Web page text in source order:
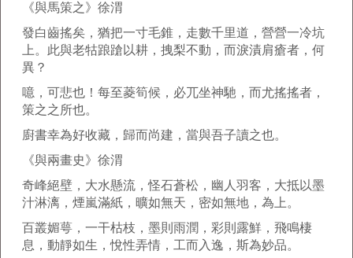
《與馬策之》徐渭
發白齒搖矣，猶把一寸毛錐，走數千里道，營營一冷坑
上。此與老牯踉蹌以耕，拽梨不動，而淚漬肩瘡者，何
異？
噫，可悲也！每至菱筍候，必兀坐神馳，而尤搖搖者，
策之之所也。
廚書幸為好收藏，歸而尚建，當與吾子讀之也。
《與兩畫史》徐渭
奇峰絕壁，大水懸流，怪石蒼松，幽人羽客，大抵以墨
汁淋漓，煙嵐滿紙，曠如無天，密如無地，為上。
百叢媚萼，一干枯枝，墨則雨潤，彩則露鮮，飛鳴棲
息，動靜如生，悅性弄情，工而入逸，斯為妙品。